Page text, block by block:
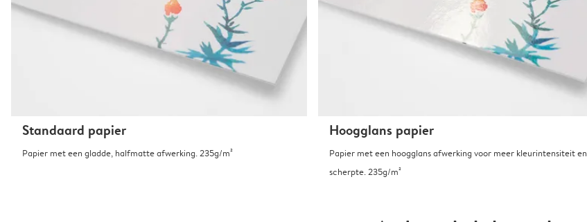
Standaard papier
Papier met een gladde, halfmatte afwerking. 235g/m²
Hoogglans papier
Papier met een hoogglans afwerking voor meer kleurintensiteit en
scherpte. 235g/m²